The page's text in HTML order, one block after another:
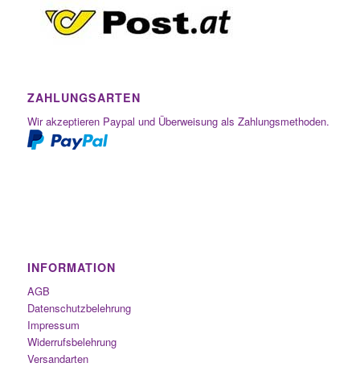
ZAHLUNGSARTEN
Wir akzeptieren Paypal und Überweisung als Zahlungsmethoden.
INFORMATION
AGB
Datenschutzbelehrung
Impressum
Widerrufsbelehrung
Versandarten